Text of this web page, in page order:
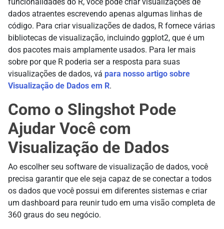
dados atraentes escrevendo apenas algumas linhas de
código. Para criar visualizações de dados, R fornece várias
bibliotecas de visualização, incluindo ggplot2, que é um
dos pacotes mais amplamente usados. Para ler mais
sobre por que R poderia ser a resposta para suas
visualizações de dados, vá para nosso artigo sobre
Visualização de Dados em R.
Como o Slingshot Pode
Ajudar Você com
Visualização de Dados
Ao escolher seu software de visualização de dados, você
precisa garantir que ele seja capaz de se conectar a todos
os dados que você possui em diferentes sistemas e criar
um dashboard para reunir tudo em uma visão completa de
360 graus do seu negócio.